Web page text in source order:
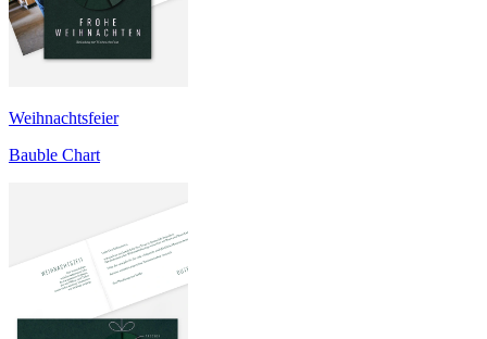
Weihnachtsfeier
Bauble Chart